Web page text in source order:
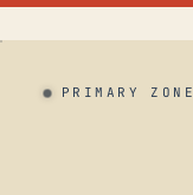
PRIMARY ZONE